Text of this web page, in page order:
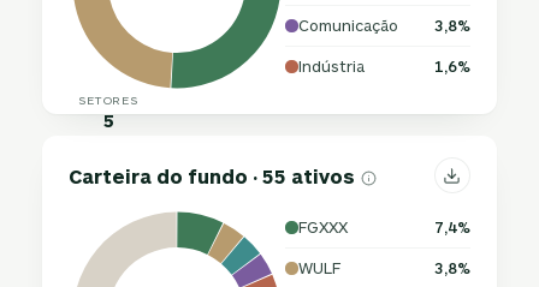
SETORES
5
Comunicação 3,8%
Indústria 1,6%
Carteira do fundo · 55 ativos
FGXXX 7,4%
WULF 3,8%